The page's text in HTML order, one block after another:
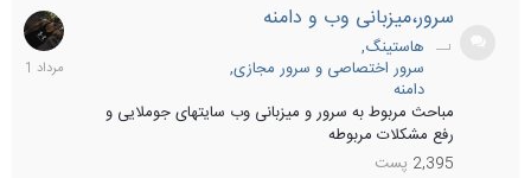
سرور،میزبانی وب و دامنه
هاستینگ
سرور اختصاصی و سرور مجازی
دامنه
مباحث مربوط به سرور و میزبانی وب سایتهای جوملایی و
رفع مشکلات مربوطه
2,395 پست